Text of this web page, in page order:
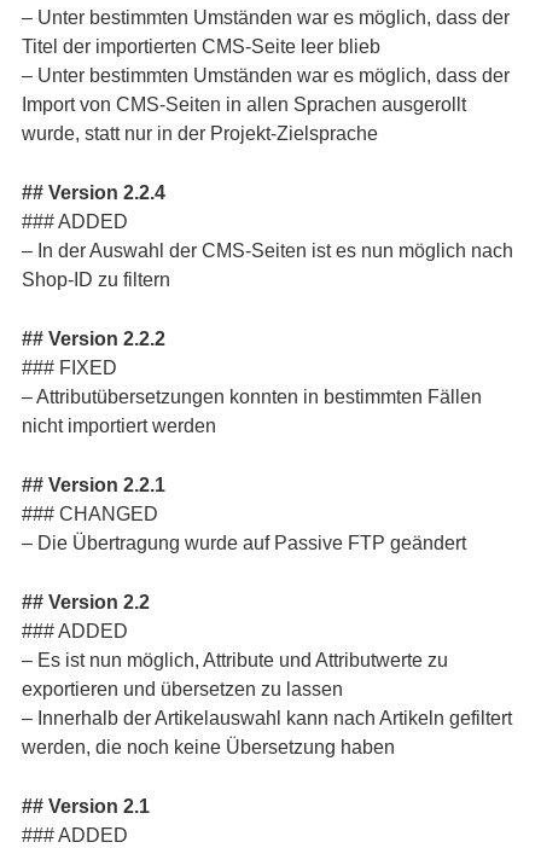
– Unter bestimmten Umständen war es möglich, dass der
Titel der importierten CMS-Seite leer blieb
– Unter bestimmten Umständen war es möglich, dass der
Import von CMS-Seiten in allen Sprachen ausgerollt
wurde, statt nur in der Projekt-Zielsprache
## Version 2.2.4
### ADDED
– In der Auswahl der CMS-Seiten ist es nun möglich nach
Shop-ID zu filtern
## Version 2.2.2
### FIXED
– Attributübersetzungen konnten in bestimmten Fällen
nicht importiert werden
## Version 2.2.1
### CHANGED
– Die Übertragung wurde auf Passive FTP geändert
## Version 2.2
### ADDED
– Es ist nun möglich, Attribute und Attributwerte zu
exportieren und übersetzen zu lassen
– Innerhalb der Artikelauswahl kann nach Artikeln gefiltert
werden, die noch keine Übersetzung haben
## Version 2.1
### ADDED